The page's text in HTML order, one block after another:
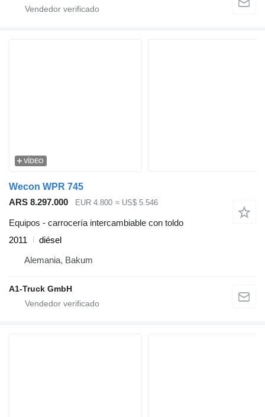
VÍDEO
Wecon WPR 745
ARS 8.297.000
EUR 4.800 ≈ US$ 5.546
Equipos - carrocería intercambiable con toldo
2011
diésel
Alemania, Bakum
A1-Truck GmbH